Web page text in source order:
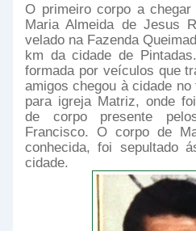
O primeiro corpo a
Maria Almeida de Jesus
velado na Fazenda
km da cidade de
formada por veículos que
amigos chegou à cidade
para igreja Matriz, onde
de corpo presente
Francisco. O corpo de
conhecida, foi sepultado
cidade.